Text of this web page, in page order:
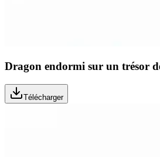
Dragon endormi sur un trésor
Télécharger